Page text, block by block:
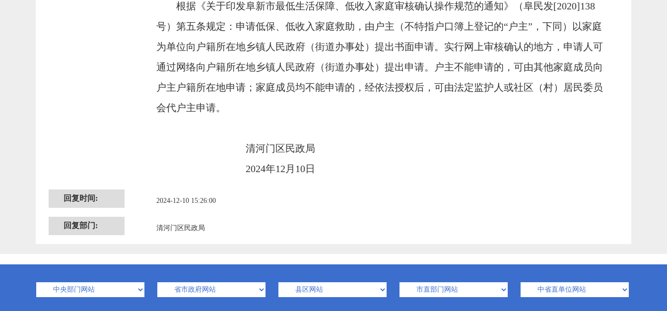
根据 《关于印发阜新市最低生活保障、低收入家庭审核确认操作规范的通知》（阜民发[2020]138
号）第五条规定： 申请低保、低收入家庭救助，由户主（不特指户口簿上登记的“户主”，下同）以家庭
为单位向户籍所在地乡镇人民政府（街道办事处）提出书面申请。实行网上审核确认的地方，申请人可
通过网络向户籍所在地乡镇人民政府（街道办事处）提出申请。户主不能申请的，可由其他家庭成员向
户主户籍所在地申请；家庭成员均不能申请的，经依法授权后，可由法定监护人或社区（村）居民委员
会代户主申请。
清河门区民政局
2024年12 月 10日
回复时间: 2024-12-10 15:26:00
回复部门: 清河门区民政局